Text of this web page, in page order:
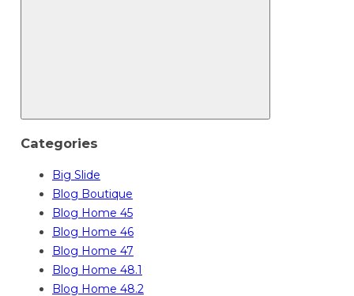
Categories
Big Slide
Blog Boutique
Blog Home 45
Blog Home 46
Blog Home 47
Blog Home 48.1
Blog Home 48.2